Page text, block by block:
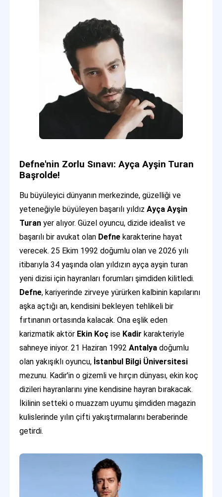
Defne'nin Zorlu Sınavı: Ayça Ayşin Turan
Başrolde!
Bu büyüleyici dünyanın merkezinde, güzelliği ve
yeteneğiyle büyüleyen başarılı yıldızAyça Ayşin
Turan yer alıyor. Güzel oyuncu, dizide idealist ve
başarılı bir avukat olan Defne karakterine hayat
verecek. 25 Ekim 1992 doğumlu olan ve 2026 yılı
itibarıyla 34 yaşında olan yıldızın ayça ayşin turan
yeni dizisi için hayranları forumları şimdiden kilitledi.
Defne, kariyerinde zirveye yürürken kalbinin kapılarını
aşka açtığı an, kendisini bekleyen tehlikeli bir
fırtınanın ortasında kalacak. Ona eşlik eden
karizmatik aktör Ekin Koç ise Kadir karakteriyle
sahneye iniyor. 21 Haziran 1992Antalya doğumlu
olan yakışıklı oyuncu, İstanbul Bilgi Üniversitesi
mezunu. Kadir'in o gizemli ve hırçın dünyası, ekin koç
dizileri hayranlarını yine kendisine hayran bırakacak.
İkilinin setteki o muazzam uyumu şimdiden magazin
kulislerinde yılın çifti yakıştırmalarını beraberinde
getirdi.